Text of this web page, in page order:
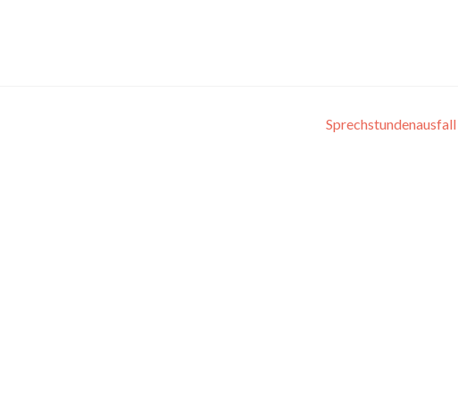
Sprechstundenausfall